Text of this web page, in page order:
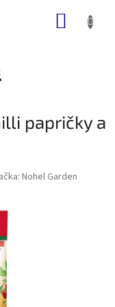
papričky a
Nohel Garden